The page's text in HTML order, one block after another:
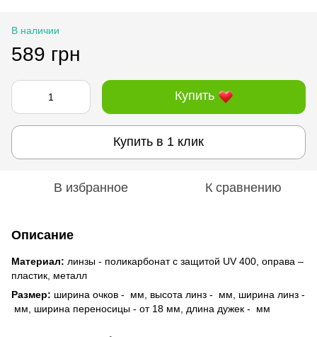
В наличии
589 грн
Купить
Купить в 1 клик
В избранное К сравнению
Описание
Материал: линзы - поликарбонат с защитой UV 400, оправа –
пластик, металл
Размер: ширина очков - мм, высота линз - мм, ширина линз -
мм, ширина переносицы - от 18 мм, длина дужек - мм